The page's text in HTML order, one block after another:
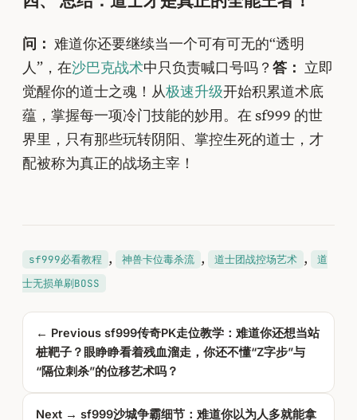
问： 难道你还要继续当一个可有可无的“透明
人”，在沙巴克战术中只负责喊口号吗？ 答： 立即
觉醒你的道士之魂！从极速升级开始积累道术底
蕴，掌握每一项冷门技能的妙用。在 sf999 的世
界里，只有那些玩转阴阳、掌控生死的道士，才
配被称为真正的战场主宰！
sf999必看教程 , 神兽卡位毒杀流 , 道士团战控场艺术 ,
道
士无损单刷BOSS
← Previous sf999传奇PK走位教学：难道你还想当站
桩靶子？眼睁睁看着残血溜走，你还不懂“Z字步”与
“隔位刺杀”的位移艺术吗？
Next → sf999沙城争霸细节：难道你以为人多就能拿